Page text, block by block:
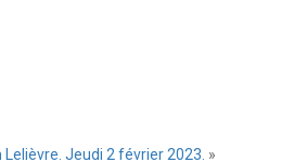
Lelièvre. Jeudi 2 février 2023. »